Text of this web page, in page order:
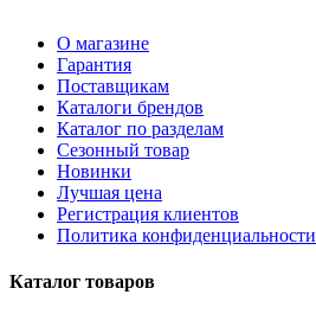
О магазине
Гарантия
Поставщикам
Каталоги брендов
Каталог по разделам
Сезонный товар
Новинки
Лучшая цена
Регистрация клиентов
Политика конфиденциальности
Каталог товаров